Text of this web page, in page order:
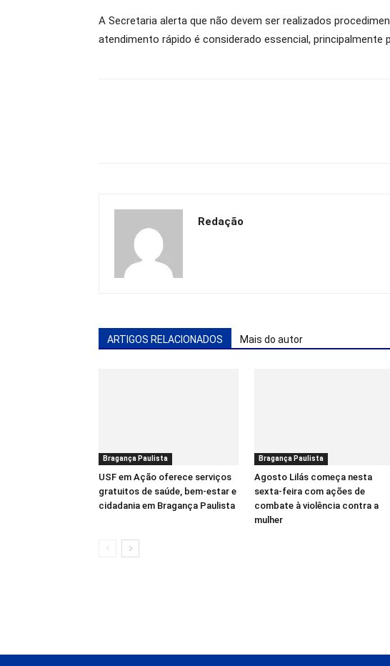
A Secretaria alerta que não devem ser realizados
atendimento rápido é considerado essencial,
Redação
ARTIGOS RELACIONADOS Mais do autor
Bragança Paulista
USF em Ação oferece serviços
gratuitos de saúde, bem-estar e
cidadania em Bragança Paulista
Bragança Paulista
Agosto Lilás começa nesta
sexta-feira com ações de
combate à violência contra a
mulher